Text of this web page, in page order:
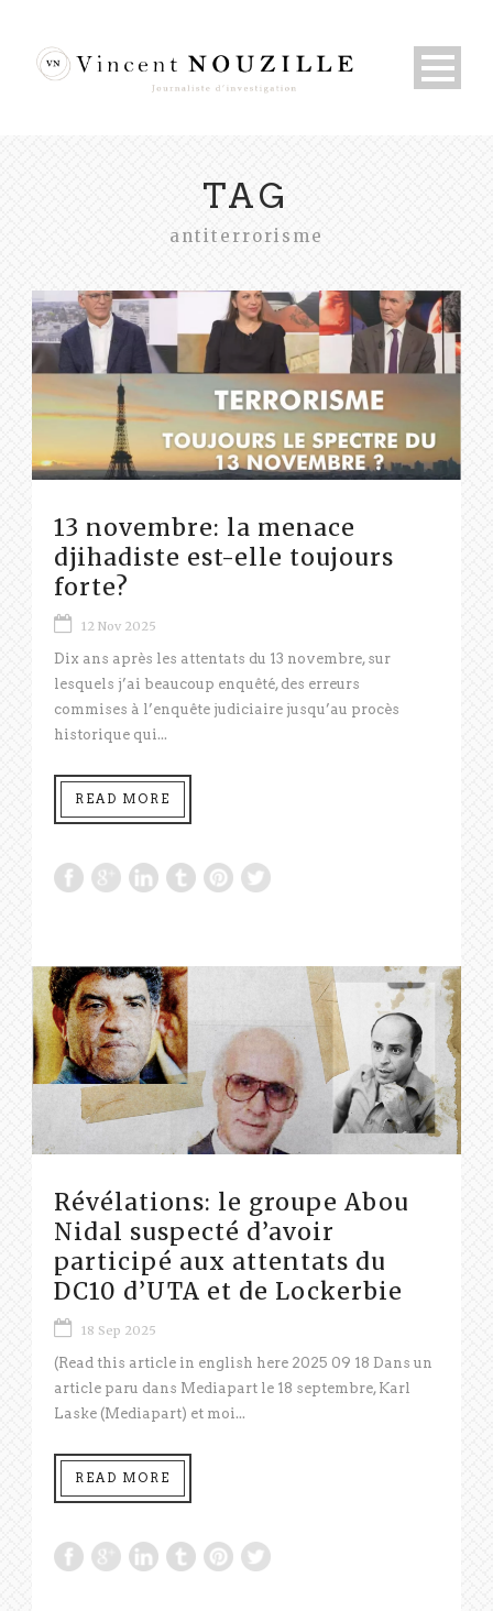
TAG
antiterrorisme
13 novembre: la menace
djihadiste est-elle toujours
forte?
12 Nov 2025
Dix ans après les attentats du 13 novembre, sur
lesquels j’ai beaucoup enquêté, des erreurs
commises à l’enquête judiciaire jusqu’au procès
historique qui...
READ MORE
Révélations: le groupe Abou
Nidal suspecté d’avoir
participé aux attentats du
DC10 d’UTA et de Lockerbie
18 Sep 2025
(Read this article in english here 2025 09 18 Dans un
article paru dans Mediapart le 18 septembre, Karl
Laske (Mediapart) et moi...
READ MORE